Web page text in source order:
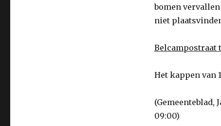
bomen
niet
Belcampostraat
Het kappen van
(Gemeenteblad,
09:00)